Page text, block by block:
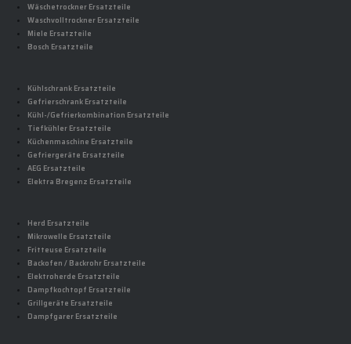
Wäschetrockner Ersatzteile
Waschvolltrockner Ersatzteile
Miele Ersatzteile
Bosch Ersatzteile
Kühlschrank Ersatzteile
Gefrierschrank Ersatzteile
Kühl-/Gefrierkombination Ersatzteile
Tiefkühler Ersatzteile
Küchenmaschine Ersatzteile
Gefriergeräte Ersatzteile
AEG Ersatzteile
Elektra Bregenz Ersatzteile
Herd Ersatzteile
Mikrowelle Ersatzteile
Fritteuse Ersatzteile
Backofen / Backrohr Ersatzteile
Elektroherde Ersatzteile
Dampfkochtopf Ersatzteile
Grillgeräte Ersatzteile
Dampfgarer Ersatzteile